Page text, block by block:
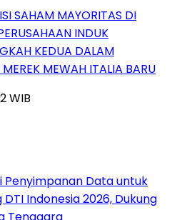
SAHAM MAYORITAS DI
INDUK
KEDUA DALAM
MEWAH ITALIA BARU
WIB
Penyimpanan Data untuk
Indonesia 2026, Dukung
Tenggara